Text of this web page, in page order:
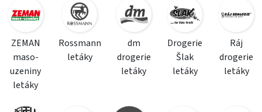
ZEMAN
maso-
uzeniny
letáky
Rossmann
letáky
dm
drogerie
letáky
Drogerie
Šlak
letáky
Ráj
drogerie
letáky